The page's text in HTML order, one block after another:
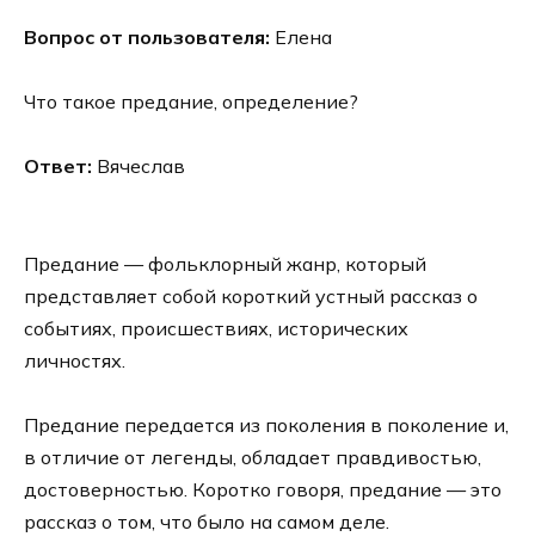
Вопрос от пользователя: Елена
Что такое предание, определение?
Ответ: Вячеслав
Предание — фольклорный жанр, который
представляет собой короткий устный рассказ о
событиях, происшествиях, исторических
личностях.
Предание передается из поколения в поколение и,
в отличие от легенды, обладает правдивостью,
достоверностью. Коротко говоря, предание — это
рассказ о том, что было на самом деле.